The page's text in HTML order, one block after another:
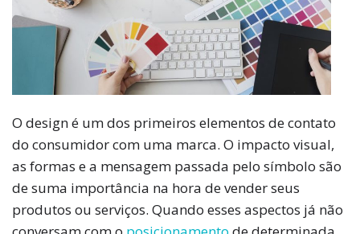
O design é um dos primeiros elementos de contato
do consumidor com uma marca. O impacto visual,
as formas e a mensagem passada pelo símbolo são
de suma importância na hora de vender seus
produtos ou serviços. Quando esses aspectos já não